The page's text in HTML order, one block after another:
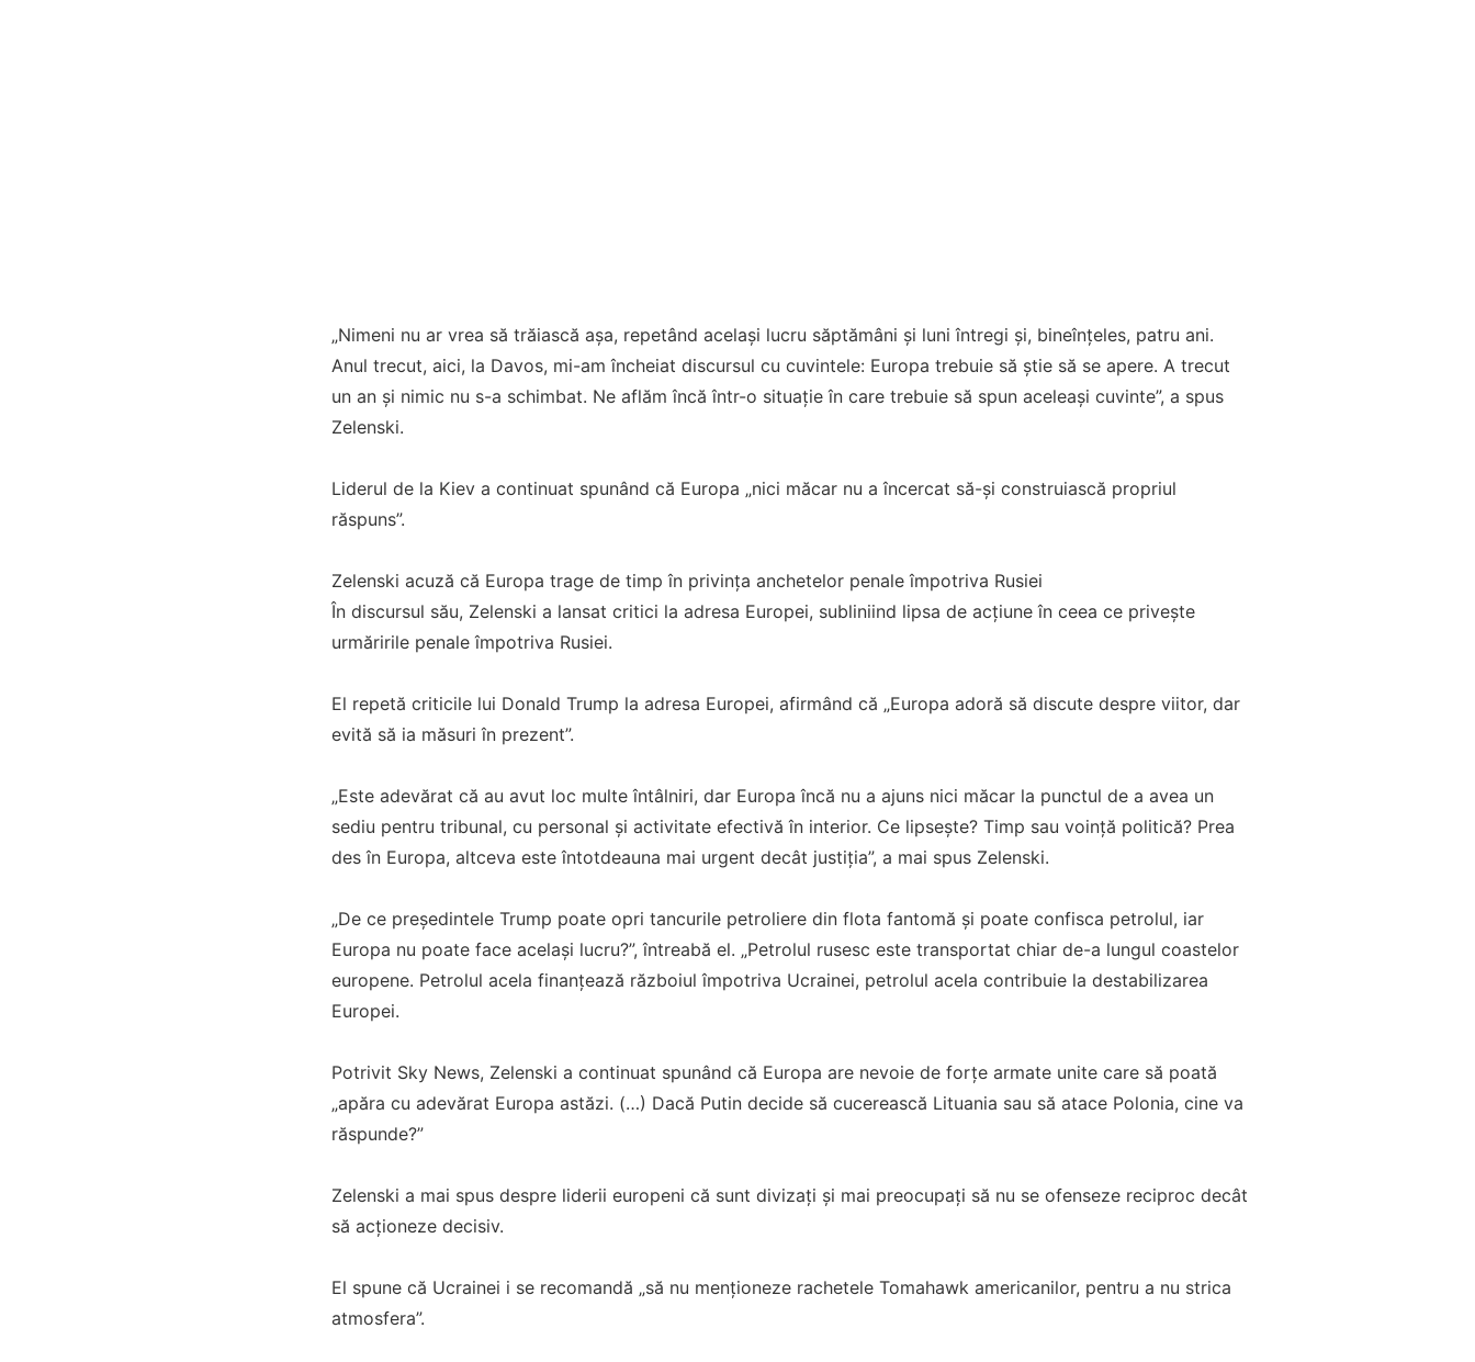
„Nimeni nu ar vrea să trăiască așa, repetând același lucru săptămâni și luni întregi și, bineînțeles, patru ani.
Anul trecut, aici, la Davos, mi-am încheiat discursul cu cuvintele: Europa trebuie să știe să se apere. A trecut
un an și nimic nu s-a schimbat. Ne aflăm încă într-o situație în care trebuie să spun aceleași cuvinte”, a spus
Zelenski.
Liderul de la Kiev a continuat spunând că Europa „nici măcar nu a încercat să-și construiască propriul
răspuns”.
Zelenski acuză că Europa trage de timp în privința anchetelor penale împotriva Rusiei
În discursul său, Zelenski a lansat critici la adresa Europei, subliniind lipsa de acțiune în ceea ce privește
urmăririle penale împotriva Rusiei.
El repetă criticile lui Donald Trump la adresa Europei, afirmând că „Europa adoră să discute despre viitor, dar
evită să ia măsuri în prezent”.
„Este adevărat că au avut loc multe întâlniri, dar Europa încă nu a ajuns nici măcar la punctul de a avea un
sediu pentru tribunal, cu personal și activitate efectivă în interior. Ce lipsește? Timp sau voință politică? Prea
des în Europa, altceva este întotdeauna mai urgent decât justiția”, a mai spus Zelenski.
„De ce președintele Trump poate opri tancurile petroliere din flota fantomă și poate confisca petrolul, iar
Europa nu poate face același lucru?”, întreabă el. „Petrolul rusesc este transportat chiar de-a lungul coastelor
europene. Petrolul acela finanțează războiul împotriva Ucrainei, petrolul acela contribuie la destabilizarea
Europei.
Potrivit Sky News, Zelenski a continuat spunând că Europa are nevoie de forțe armate unite care să poată
„apăra cu adevărat Europa astăzi. (…) Dacă Putin decide să cucerească Lituania sau să atace Polonia, cine va
răspunde?”
Zelenski a mai spus despre liderii europeni că sunt divizați și mai preocupați să nu se ofenseze reciproc decât
să acționeze decisiv.
El spune că Ucrainei i se recomandă „să nu menționeze rachetele Tomahawk americanilor, pentru a nu strica
atmosfera”.